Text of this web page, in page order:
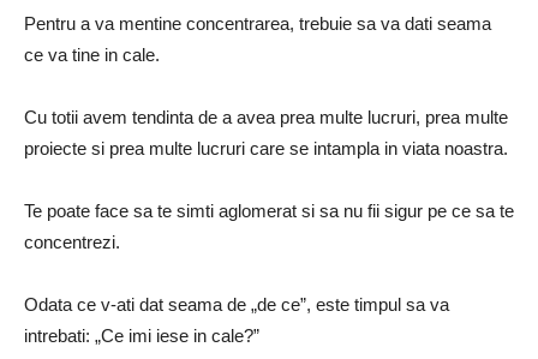
Pentru a va mentine concentrarea, trebuie sa va dati seama
ce va tine in cale.
Cu totii avem tendinta de a avea prea multe lucruri, prea multe
proiecte si prea multe lucruri care se intampla in viata noastra.
Te poate face sa te simti aglomerat si sa nu fii sigur pe ce sa te
concentrezi.
Odata ce v-ati dat seama de „de ce”, este timpul sa va
intrebati: „Ce imi iese in cale?”